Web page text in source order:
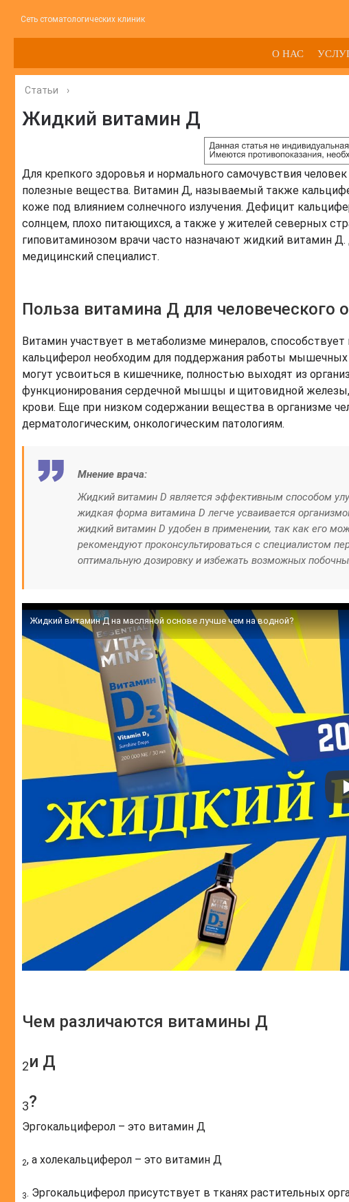
Сеть стоматологических клиник
О НАС
Статьи ›
Жидкий витамин Д
Для крепкого здоровья и нормального самочувствия
полезные вещества. Витамин Д, называемый также
коже под влиянием солнечного излучения. Дефицит
солнцем, плохо питающихся, а также у жителей северных
гиповитаминозом врачи часто назначают жидкий витамин
медицинский специалист.
Польза витамина Д для человеческого
Витамин участвует в метаболизме минералов,
кальциферол необходим для поддержания работы
могут усвоиться в кишечнике, полностью выходят из
функционирования сердечной мышцы и щитовидной
крови. Еще при низком содержании вещества в организме
дерматологическим, онкологическим патологиям.
Мнение врача:
Жидкий витамин D является эффективным способом
жидкая форма витамина D легче усваивается
жидкий витамин D удобен в применении, так как его
рекомендуют проконсультироваться с специалистом
оптимальную дозировку и избежать возможных
Жидкий витамин Д на масляной основе лучше чем на водной?
Чем различаются витамины Д
2и Д
3?
Эргокальциферол – это витамин Д
2, а холекальциферол – это витамин Д
3. Эргокальциферол присутствует в тканях растительных